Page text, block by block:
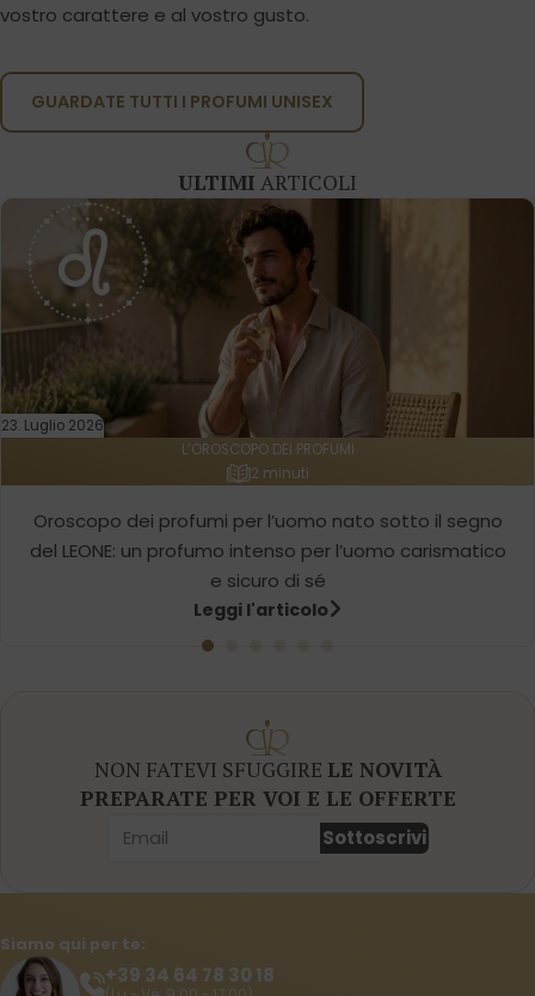
vostro carattere e al vostro gusto.
GUARDATE TUTTI I PROFUMI UNISEX
ULTIMI ARTICOLI
23. Luglio 2026
L’OROSCOPO DEI PROFUMI
2 minuti
Oroscopo dei profumi per l’uomo nato sotto il segno
del LEONE: un profumo intenso per l’uomo carismatico
e sicuro di sé
Leggi l'articolo
NON FATEVI SFUGGIRE LE NOVITÀ
PREPARATE PER VOI E LE OFFERTE
Sottoscrivi
Siamo qui per te:
+39 34 64 78 30 18